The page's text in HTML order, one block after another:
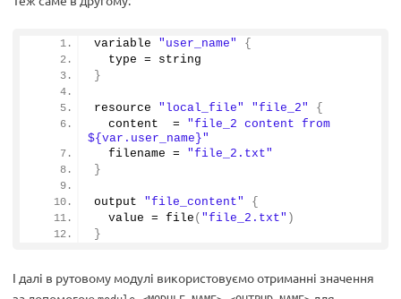
variable "user_name"
{
  type = string
}
resource "local_file" "file_2"
{
  content  =
"file_2 content from
${var.user_name}"
  filename =
"file_2.txt"
}
output "file_content"
{
  value =
file ( "file_2.txt" )
}
І далі в рутовому модулі використовуємо отриманні значення